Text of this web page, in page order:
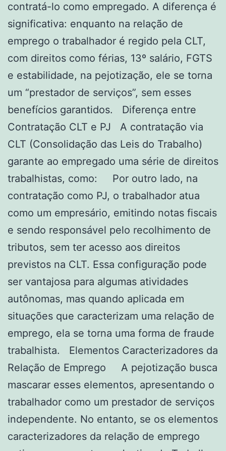
contratá-lo como empregado. A diferença é
significativa: enquanto na relação de
emprego o trabalhador é regido pela CLT,
com direitos como férias, 13º salário, FGTS
e estabilidade, na pejotização, ele se torna
um “prestador de serviços”, sem esses
benefícios garantidos. Diferença entre
Contratação CLT e PJ A contratação via
CLT (Consolidação das Leis do Trabalho)
garante ao empregado uma série de direitos
trabalhistas, como: Por outro lado, na
contratação como PJ, o trabalhador atua
como um empresário, emitindo notas fiscais
e sendo responsável pelo recolhimento de
tributos, sem ter acesso aos direitos
previstos na CLT. Essa configuração pode
ser vantajosa para algumas atividades
autônomas, mas quando aplicada em
situações que caracterizam uma relação de
emprego, ela se torna uma forma de fraude
trabalhista. Elementos Caracterizadores da
Relação de Emprego A pejotização busca
mascarar esses elementos, apresentando o
trabalhador como um prestador de serviços
independente. No entanto, se os elementos
caracterizadores da relação de emprego